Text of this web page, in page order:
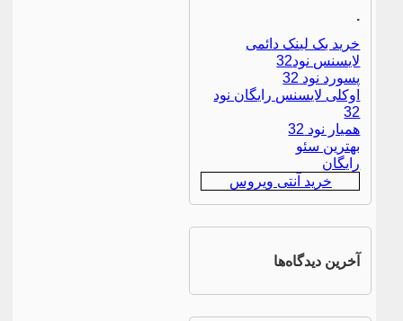
.
خرید بک لینک دائمی
لایسنس نود32
پسورد نود 32
اوکلی لایسنس رایگان نود
32
همیار نود 32
بهترین سئو
رایگان
خرید آنتی ویروس
آخرین دیدگاه‌ها